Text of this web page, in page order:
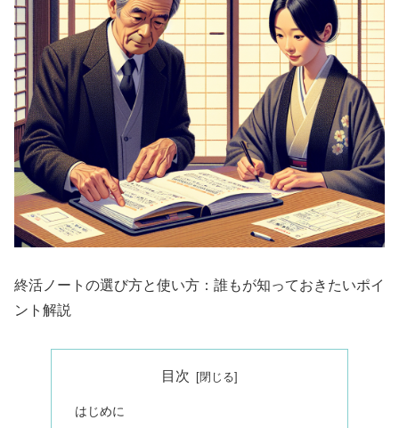
終活ノートの選び方と使い方：誰もが知っておきたいポイ
ント解説
目次
はじめに